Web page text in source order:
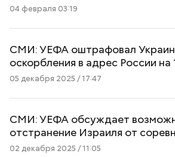
04 февраля 03:19
СМИ: УЕФА оштрафовал
оскорбления в адрес России на
05 декабря 2025 / 17:47
СМИ: УЕФА обсуждает
отстранение Израиля от
02 декабря 2025 / 11:05